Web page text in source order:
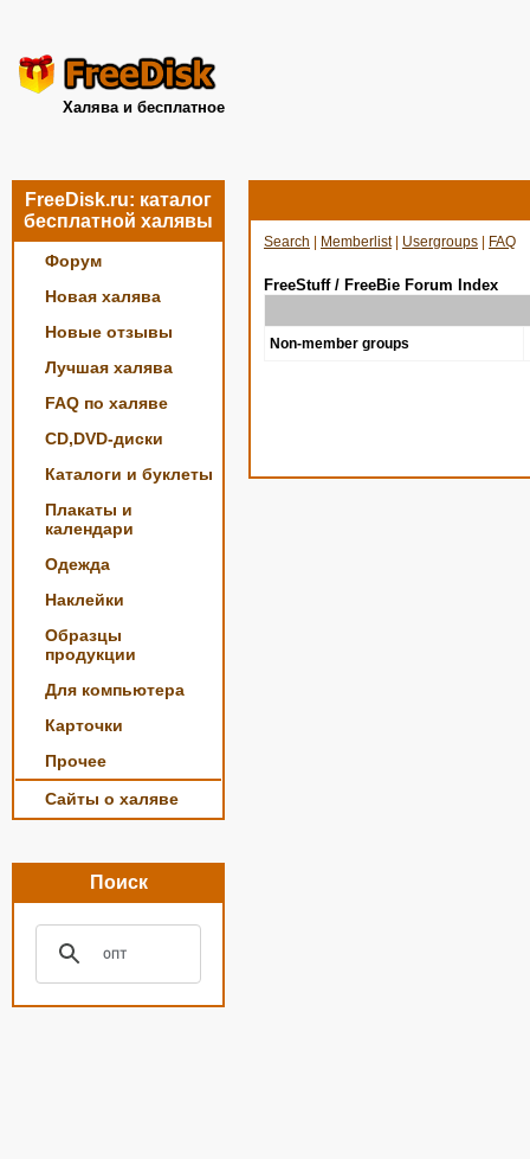
Халява и бесплатное
FreeDisk.ru: каталог
бесплатной халявы
Форум
Новая халява
Новые отзывы
Лучшая халява
FAQ по халяве
CD,DVD-диски
Каталоги и буклеты
Плакаты и
календари
Одежда
Наклейки
Образцы
продукции
Для компьютера
Карточки
Прочее
Сайты о халяве
Поиск
Search Memberlist| Usergroups FAQ
FreeStuff / FreeBie Forum Index
Non-member groups